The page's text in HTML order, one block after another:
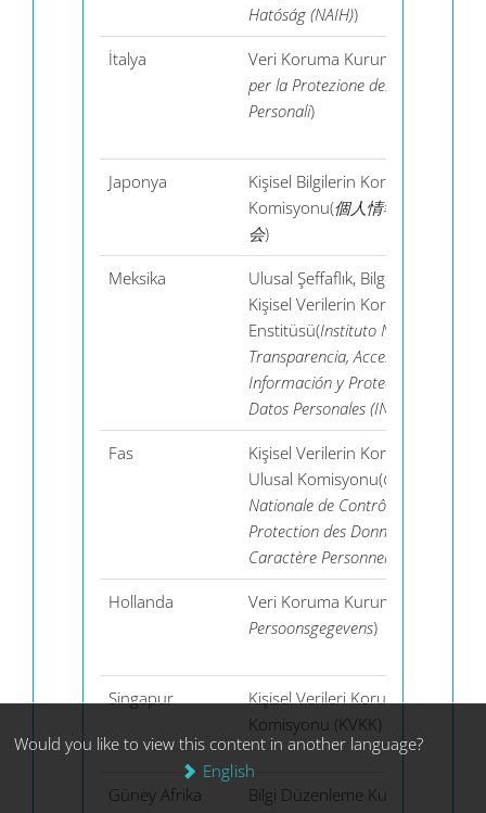
Hatóság (NAIH))
İtalya Veri Koruma Kurumu(
per la Protezione dei Dati
Personali)
Japonya
Kişisel Bilgilerin Korunması
Komisyonu(個人情報保護委員
会)
Meksika
Ulusal Şeffaflık, Bilgiye Erişim ve
Kişisel Verilerin Korunması
Enstitüsü(Instituto Nacional de
Transparencia, Acceso a la
Información y Protección de
Datos Personales (INAI)
Fas
Kişisel Verilerin Korunması
Ulusal Komisyonu(Commission
Nationale de Contrôle de la
Protection des Données à
Caractère Personnel
Hollanda Veri Koruma Kurumu(
Persoonsgegevens)
Singapur
Kişisel Verileri Koruma
Komisyonu (KVKK)
Güney Afrika Bilgi Düzenleme Kurumu
Would you like to view this content in another language?
English